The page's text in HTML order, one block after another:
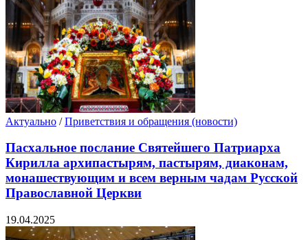
Актуально /Приветствия и обращения (новости)
Пасхальное послание Святейшего Патриарха
Кирилла архипастырям, пастырям, диаконам,
монашествующим и всем верным чадам Русской
Православной Церкви
19.04.2025